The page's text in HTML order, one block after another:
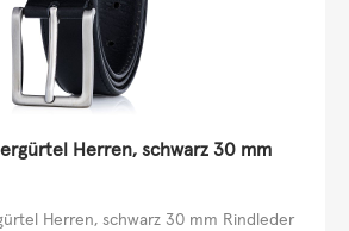
Herren, schwarz 30 mm
Herren, schwarz 30 mm Rindleder